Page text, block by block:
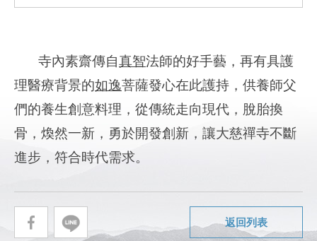
寺內素齋傳自真智法師的好手藝，再有具護
理醫療背景的如逸菩薩發心在此護持，供養師父
們的養生創意料理，從傳統走向現代，脫胎換
骨，煥然一新，勇於開發創新，讓大慈禪寺不斷
進步，符合時代需求。
返回列表